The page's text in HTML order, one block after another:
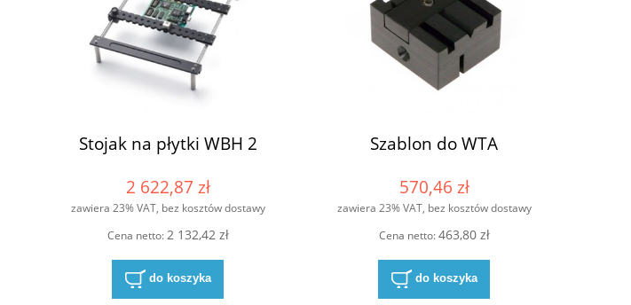
Stojak na płytki WBH 2
2 622,87 zł
zawiera 23% VAT, bez kosztów dostawy
Cena netto: 2 132,42 zł
do koszyka
Szablon do WTA
570,46 zł
zawiera 23% VAT, bez kosztów dostawy
Cena netto:463,80 zł
do koszyka